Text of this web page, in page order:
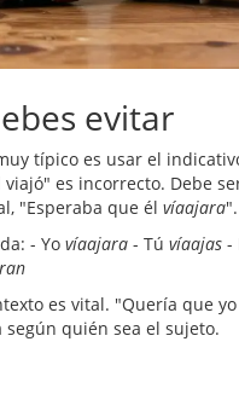
evitar
típico es usar el
es incorrecto. Debe
"Esperaba que él víaajara".
- Yo víaajara - Tú víaajas -
es vital. "Quería que yo
quién sea el sujeto.